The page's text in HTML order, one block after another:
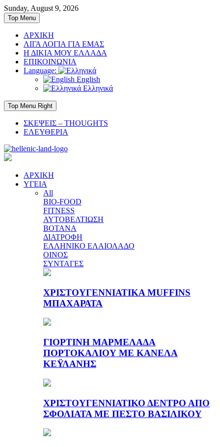
Skip
to
content
Sunday, August 9, 2026
Top Menu
ΑΡΧΙΚΗ
ΛΙΓΑ ΛΟΓΙΑ ΓΙΑ ΕΜΑΣ
Η ΔΙΚΙΑ ΜΟΥ ΕΛΛΑΔΑ
ΕΠΙΚΟΙΝΩΝΙΑ
Language:
English
Ελληνικά
Top Menu Right
ΣΚΕΨΕΙΣ – THOUGHTS
ΕΛΕΥΘΕΡΙΑ
ΑΡΧΙΚΗ
ΥΓΕΙΑ
All
BIO-FOOD
FITNESS
ΑΥΤΟΒΕΛΤΙΩΣΗ
ΒΟΤΑΝΑ
ΔΙΑΤΡΟΦΗ
ΕΛΛΗΝΙΚΟ ΕΛΑΙΟΛΑΔΟ
ΟΙΝΟΣ
ΣΥΝΤΑΓΕΣ
ΧΡΙΣΤΟΥΓΕΝΝΙΑΤΙΚΑ MUFFINS
ΜΠΑΧΑΡΑΤΑ
ΓΙΟΡΤΙΝΗ ΜΑΡΜΕΛΑΔΑ
ΠΟΡΤΟΚΑΛΙΟΥ ΜΕ ΚΑΝΕΛΑ
ΚΕΫΛΑΝΗΣ
ΧΡΙΣΤΟΥΓΕΝΝΙΑΤΙΚΟ ΔΕΝΤΡΟ ΑΠΟ
ΣΦΟΛΙΑΤΑ ΜΕ ΠΕΣΤΟ ΒΑΣΙΛΙΚΟΥ